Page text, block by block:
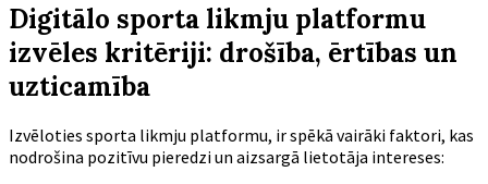
Digitālo sporta likmju platformu
izvēles kritēriji: drošība, ērtības un
uzticamība
Izvēloties sporta likmju platformu, ir spēkā vairāki faktori, kas
nodrošina pozitīvu pieredzi un aizsargā lietotāja intereses: